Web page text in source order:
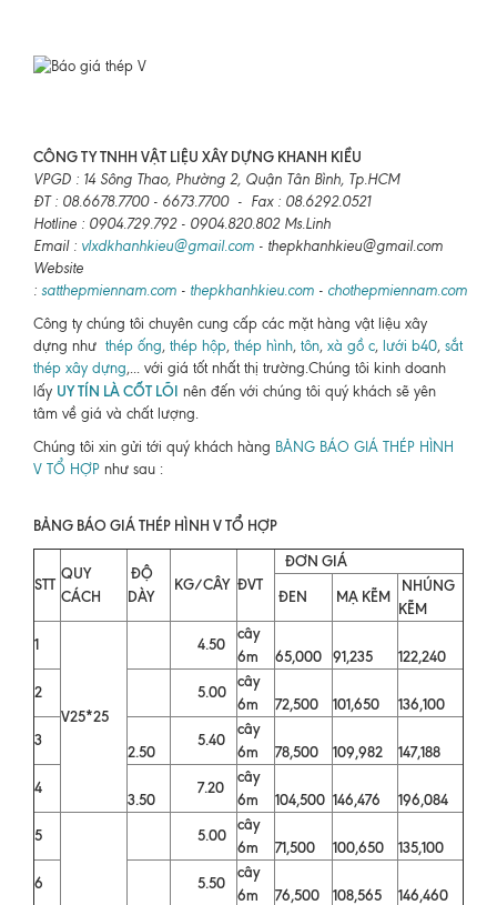
CÔNG TY TNHH VẬT LIỆU XÂY DỰNG KHANH KIỀU
VPGD : 14 Sông Thao, Phường 2, Quận Tân Bình, Tp.HCM
ĐT : 08.6678.7700 - 6673.7700 - Fax : 08.6292.0521
Hotline : 0904.729.792 - 0904.820.802 Ms.Linh
Email : vlxdkhanhkieu@gmail.com - thepkhanhkieu@gmail.com
Website
: satthepmiennam.com - thepkhanhkieu.com - chothepmiennam.com
Công ty chúng tôi chuyên cung cấp các mặt hàng vật liệu xây
dựng như thép ống, thép hộp, thép hình, tôn, xà gồ c, lưới b40, sắt
thép xây dựng,... với giá tốt nhất thị trường.Chúng tôi kinh doanh
lấy UY TÍN LÀ CỐT LÕI nên đến với chúng tôi quý khách sẽ yên
tâm về giá và chất lượng.
Chúng tôi xin gửi tới quý khách hàng BẢNG BÁO GIÁ THÉP HÌNH
V TỔ HỢP như sau :
BẢNG BÁO GIÁ THÉP HÌNH V TỔ HỢP
STT
QUY
CÁCH
ĐỘ
DÀY
KG/CÂY ĐVT
ĐƠN GIÁ
ĐEN
MẠ KẼM
NHÚNG
KẼM
1
V25*25
4.50
cây
6m
65,000 91,235
122,240
2
5.00
cây
6m
72,500 101,650
136,100
3
2.50
5.40
cây
6m
78,500 109,982
147,188
4
3.50
7.20
cây
6m
104,500 146,476
196,084
5
5.00
cây
6m
71,500 100,650
135,100
6
5.50
cây
6m
76,500 108,565
146,460